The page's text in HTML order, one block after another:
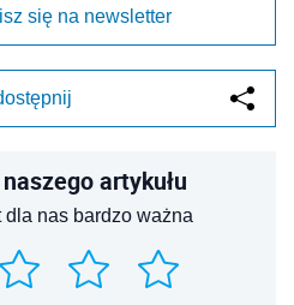
się na newsletter
artykułu
nas bardzo ważna